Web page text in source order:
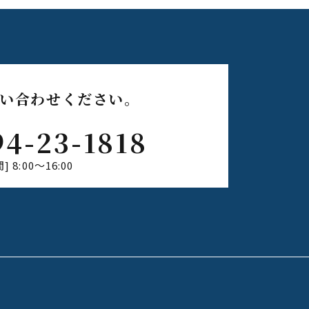
合わせください。
23-1818
] 8:00〜16:00